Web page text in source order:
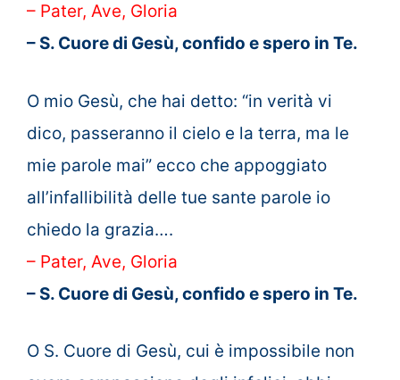
– Pater, Ave, Gloria
– S. Cuore di Gesù, confido e spero in Te.
O mio Gesù, che hai detto: “in verità vi
dico, passeranno il cielo e la terra, ma le
mie parole mai” ecco che appoggiato
all’infallibilità delle tue sante parole io
chiedo la grazia….
– Pater, Ave, Gloria
– S. Cuore di Gesù, confido e spero in Te.
O S. Cuore di Gesù, cui è impossibile non